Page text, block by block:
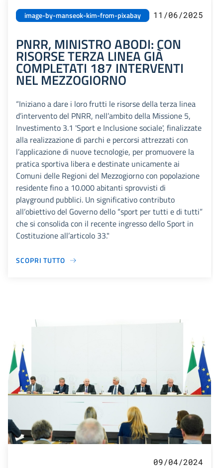
image-by-manseok-kim-from-pixabay 11/06/2025
PNRR, MINISTRO ABODI: CON
RISORSE TERZA LINEA GIÀ
COMPLETATI 187 INTERVENTI
NEL MEZZOGIORNO
“Iniziano a dare i loro frutti le risorse della terza linea
d’intervento del PNRR, nell’ambito della Missione 5,
Investimento 3.1 'Sport e Inclusione sociale', finalizzate
alla realizzazione di parchi e percorsi attrezzati con
l’applicazione di nuove tecnologie, per promuovere la
pratica sportiva libera e destinate unicamente ai
Comuni delle Regioni del Mezzogiorno con popolazione
residente fino a 10.000 abitanti sprovvisti di
playground pubblici. Un significativo contributo
all’obiettivo del Governo dello “sport per tutti e di tutti”
che si consolida con il recente ingresso dello Sport in
Costituzione all’articolo 33."
SCOPRI TUTTO
09/04/2024